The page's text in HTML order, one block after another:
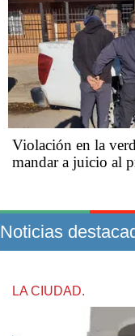
Violación en la
mandar a juicio al
Noticias
LA CIUDAD.